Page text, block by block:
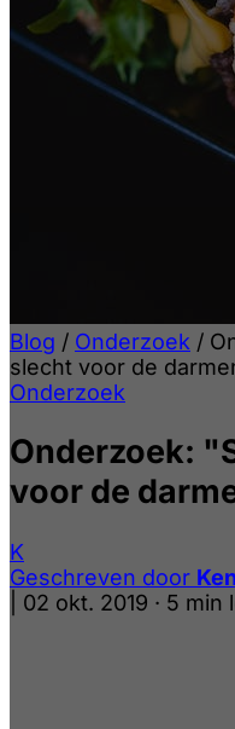
Blog / Onderzoek /
slecht voor de
Onderzoek
Onderzoek:
voor de
K
Geschreven door
02 okt. 2019 · 5 min